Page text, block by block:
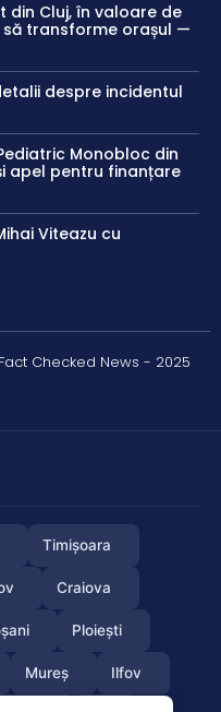
din Cluj, în valoare de
să transforme orașul —
despre incidentul
Monobloc din
apel pentru finanțare
Viteazu cu
Checked News - 2025
Timișoara
Craiova
Ploiești
Mureș Ilfov